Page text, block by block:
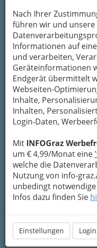
Nach Ihrer
führen wir und
Informationen auf
und verarbeiten,
Geräteinformationen
Endgerät übermittelt
Webseiten-
Inhalte,
Inhalten,
Login-Daten,
Mit INFOGraz
um € 4,99/Monat eine
welche die
Nutzung von info-
unbedingt
Infos dazu finden Sie
Einstellungen Login
Formular. Ihre
Absenden
Unternehmen
Transport-
weitergeleitet.
Mein Name
Meine Email Adresse
Mein Betreff
Meine Nachricht